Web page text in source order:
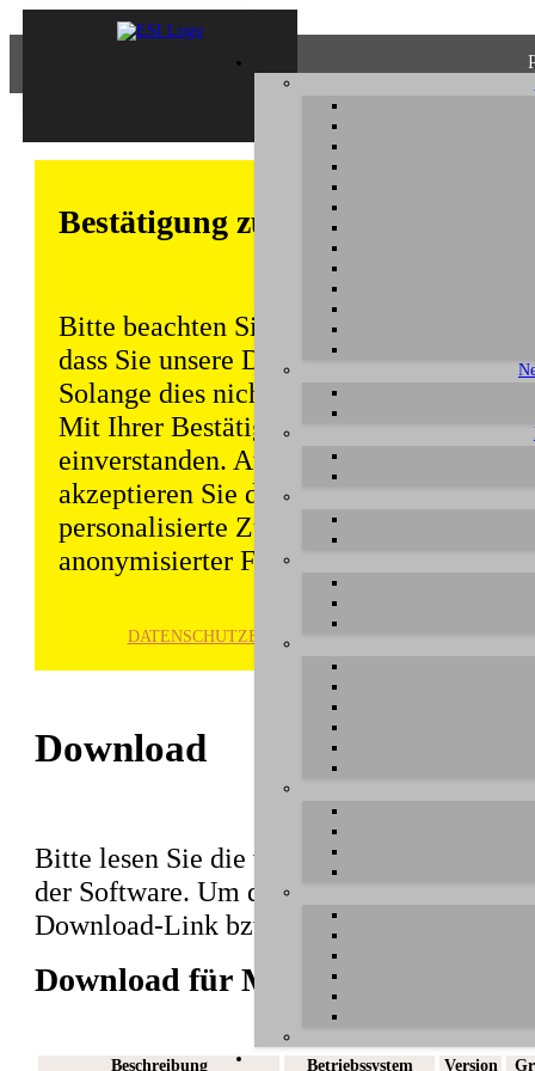
Bestätigung zum Datenschutz
Bitte beachten Sie, dass einige
dass Sie unsere Datenschutzerklärung
Solange dies nicht erfolgt, wird dieser
Mit Ihrer Bestätigung sind Sie auch mit
einverstanden. Auch unabhängig von
akzeptieren Sie durch die weitere
personalisierte Zugriffsdaten gemäß
anonymisierter Form gespeichert und
DATENSCHUTZ­ERKLÄRUNG
Download
Bitte lesen Sie die wichtigen Hinweise
der Software. Um den Download
Download-Link bzw. den Dateinamen in
Download für M4U XT
Beschreibung Betriebssystem Version